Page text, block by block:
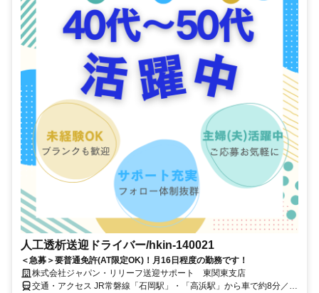
人工透析送迎ドライバー/hkin-140021
＜急募＞要普通免許(AT限定OK)！月16日程度の勤務です！
株式会社ジャパン・リリーフ送迎サポート 東関東支店
交通・アクセス JR常磐線「石岡駅」・「高浜駅」から車で約8分／